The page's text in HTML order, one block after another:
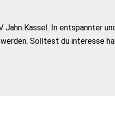
Kassel. In entspannter
Solltest du interesse